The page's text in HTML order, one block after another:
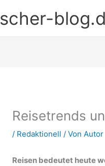
Reisetrends
/ Redaktionell / VonAutor
Reisen bedeutet heute